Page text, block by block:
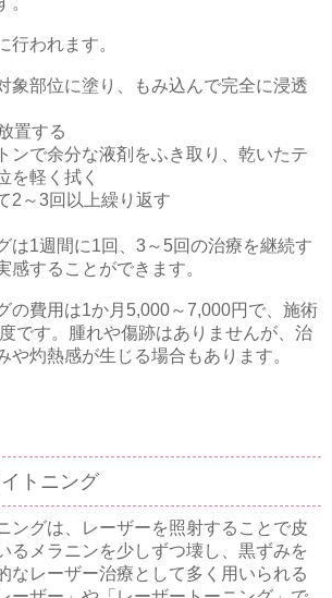
行われます。
象部位に塗り、もみ込んで完全に浸透
置する
ンで余分な液剤をふき取り、乾いたテ
を軽く拭く
2～3回以上繰り返す
は1週間に1回、3～5回の治療を継続す
感することができます。
の費用は1か月5,000～7,000円で、施術
です。腫れや傷跡はありませんが、治
や灼熱感が生じる場合もあります。
トニング
ングは、レーザーを照射することで皮
るメラニンを少しずつ壊し、黒ずみを
なレーザー治療として多く用いられる